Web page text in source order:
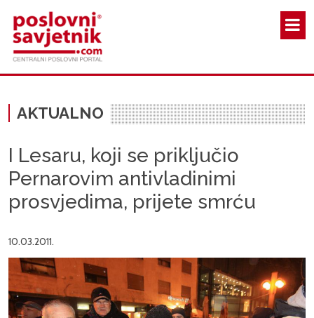
AKTUALNO
I Lesaru, koji se priključio
Pernarovim antivladinimi
prosvjedima, prijete smrću
10.03.2011.